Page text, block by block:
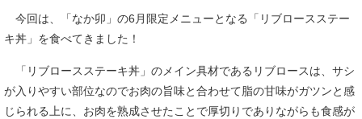
今回は、「なか卯」の6月限定メニューとなる「リブロースステー
キ丼」を食べてきました！
「リブロースステーキ丼」のメイン具材であるリブロースは、サシ
が入りやすい部位なのでお肉の旨味と合わせて脂の甘味がガツンと感
じられる上に、お肉を熟成させたことで厚切りでありながらも食感が